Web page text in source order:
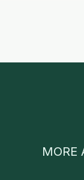
MORE